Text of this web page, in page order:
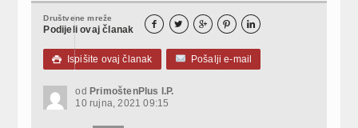
Društvene mreže
Podijeli ovaj članak     
 Ispišite ovaj članak Pošalji e-mail
od PrimoštenPlus I.P.
10 rujna, 2021 09:15